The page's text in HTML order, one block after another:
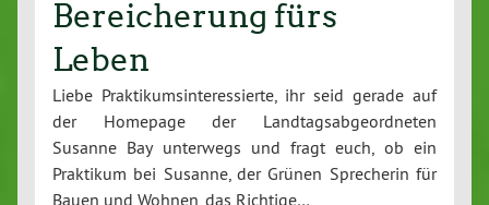
Bereicherung fürs
Leben
Liebe Praktikumsinteressierte, ihr seid gerade auf
der Homepage der Landtagsabgeordneten
Susanne Bay unterwegs und fragt euch, ob ein
Praktikum bei Susanne, der Grünen Sprecherin für
Bauen und Wohnen, das Richtige…